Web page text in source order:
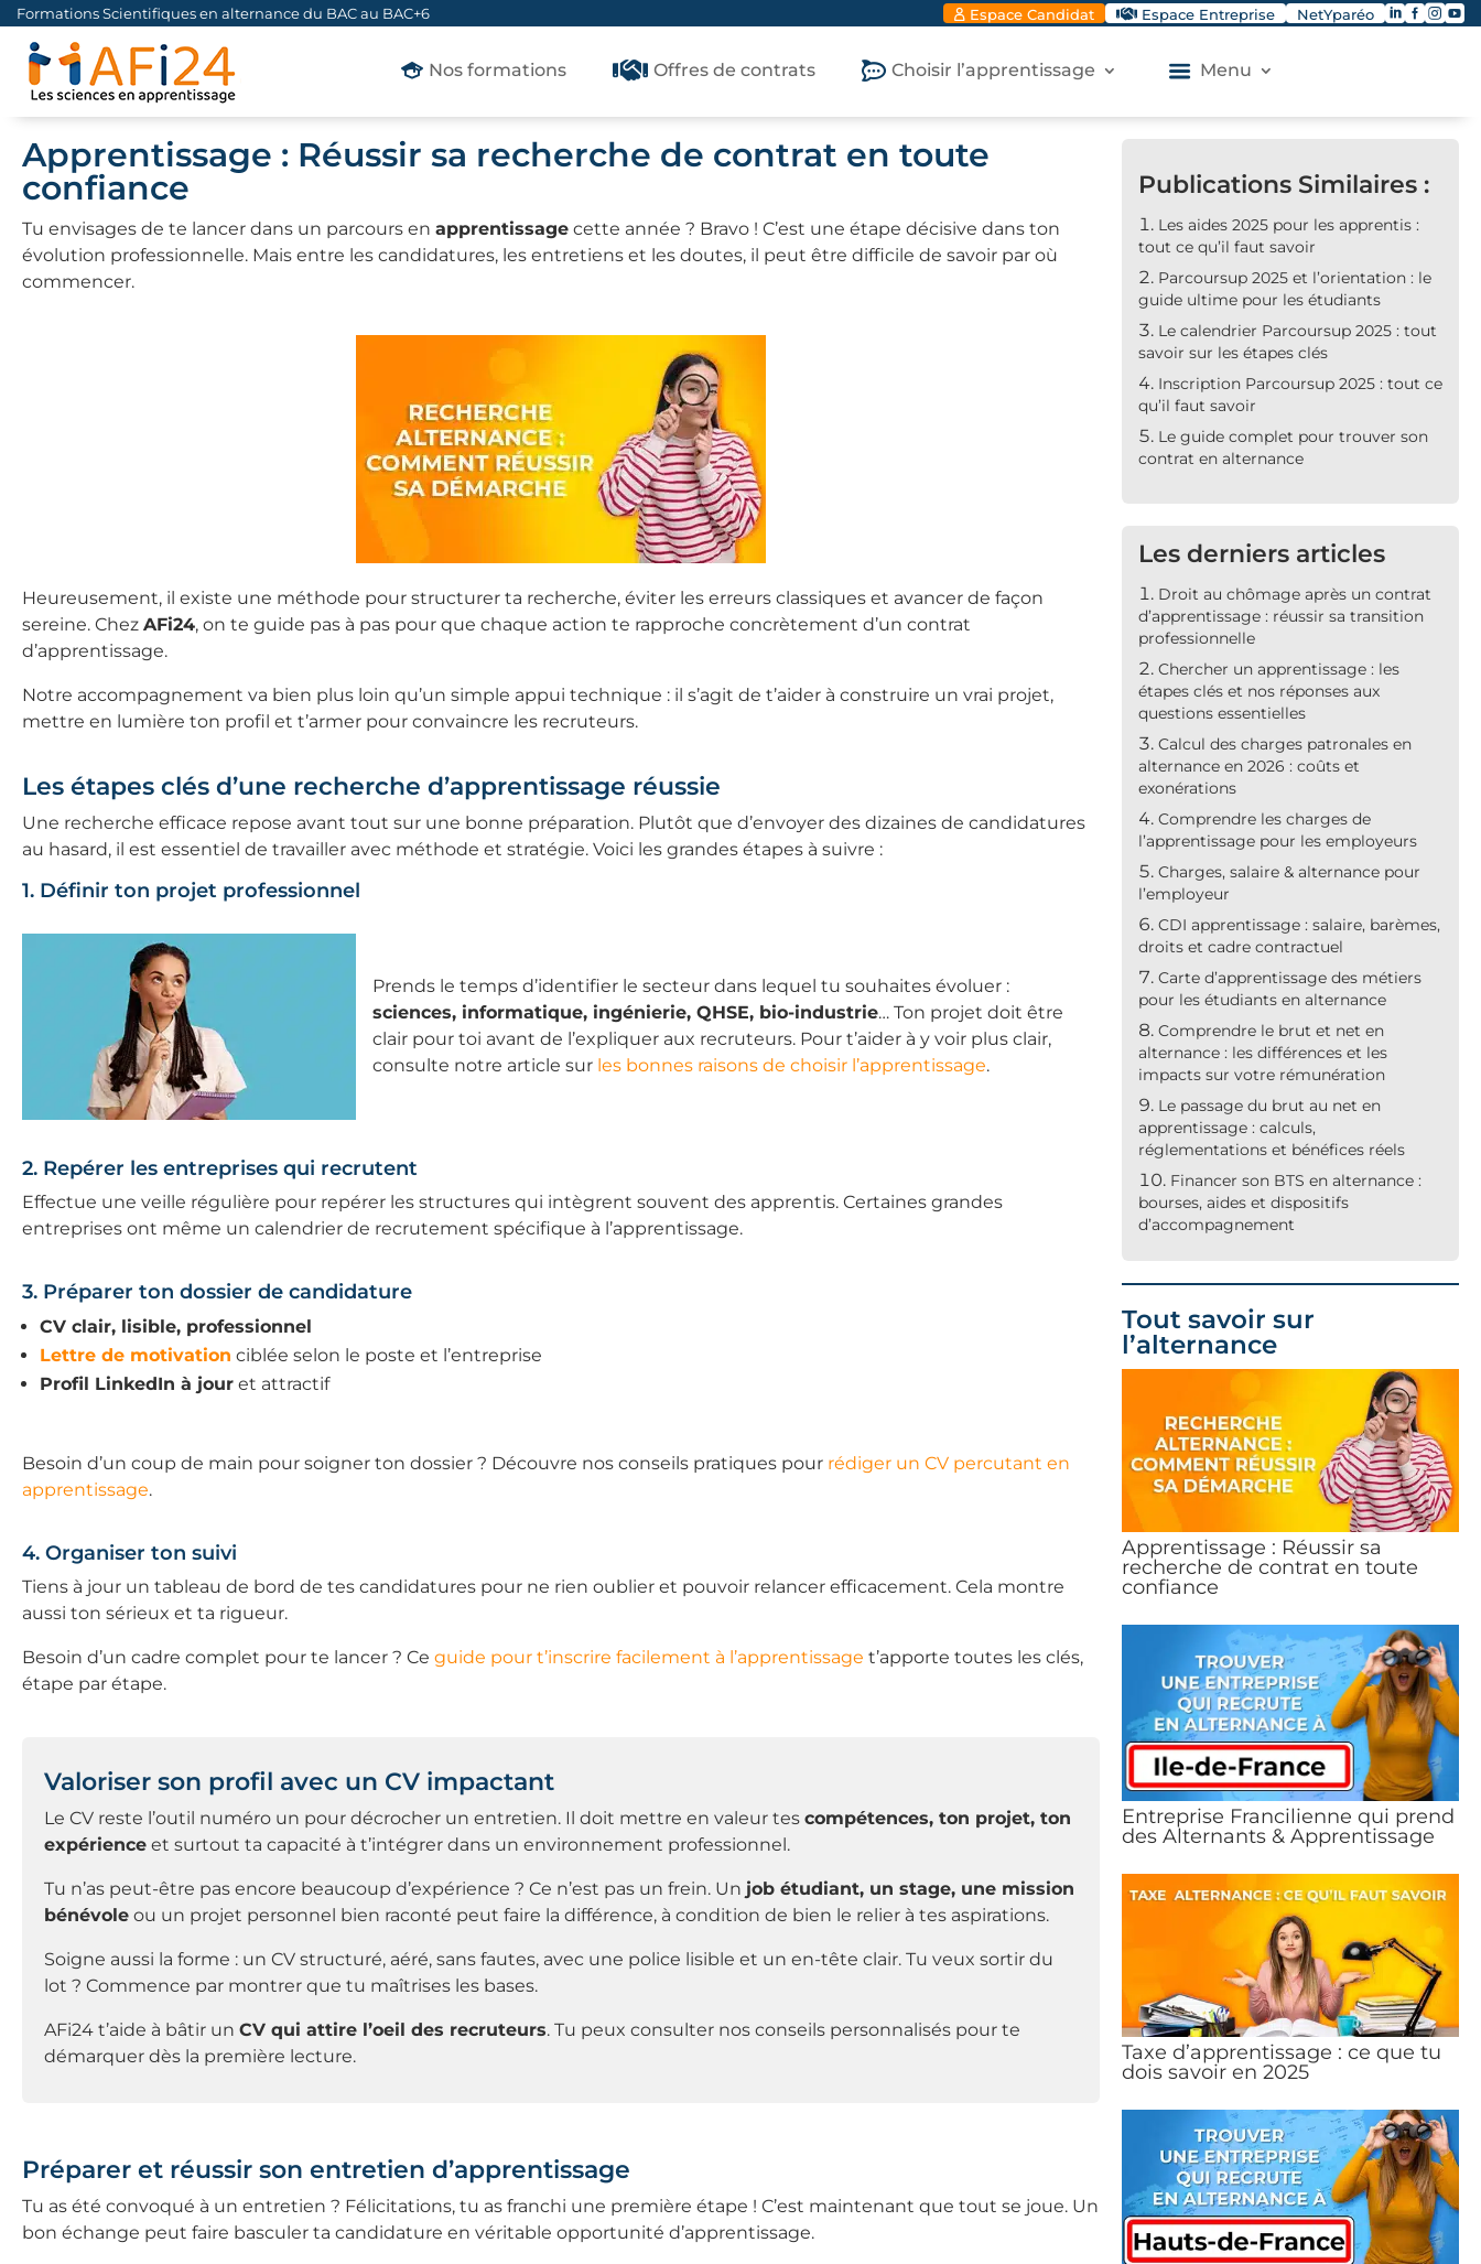
Formations Scientifiques en alternance du BAC au BAC+6 Espace Candidat Espace Entreprise NetYparéo 
Nos formations Offres de contrats Choisir l’apprentissage Menu
Apprentissage : Réussir sa recherche de contrat en toute
confiance
Tu envisages de te lancer dans un parcours en apprentissage cette année ? Bravo ! C’est une étape décisive dans ton
évolution professionnelle. Mais entre les candidatures, les entretiens et les doutes, il peut être difficile de savoir par où
commencer.
Heureusement, il existe une méthode pour structurer ta recherche, éviter les erreurs classiques et avancer de façon
sereine. Chez AFi24, on te guide pas à pas pour que chaque action te rapproche concrètement d’un contrat
d’apprentissage.
Notre accompagnement va bien plus loin qu’un simple appui technique : il s’agit de t’aider à construire un vrai projet,
mettre en lumière ton profil et t’armer pour convaincre les recruteurs.
Les étapes clés d’une recherche d’apprentissage réussie
Une recherche efficace repose avant tout sur une bonne préparation. Plutôt que d’envoyer des dizaines de candidatures
au hasard, il est essentiel de travailler avec méthode et stratégie. Voici les grandes étapes à suivre :
1. Définir ton projet professionnel
Prends le temps d’identifier le secteur dans lequel tu souhaites évoluer :
sciences, informatique, ingénierie, QHSE, bio-industrie… Ton projet doit être
clair pour toi avant de l’expliquer aux recruteurs. Pour t’aider à y voir plus clair,
consulte notre article sur les bonnes raisons de choisir l’apprentissage.
2. Repérer les entreprises qui recrutent
Effectue une veille régulière pour repérer les structures qui intègrent souvent des apprentis. Certaines grandes
entreprises ont même un calendrier de recrutement spécifique à l’apprentissage.
3. Préparer ton dossier de candidature
CV clair, lisible, professionnel
Lettre de motivation ciblée selon le poste et l’entreprise
Profil LinkedIn à jour et attractif
Besoin d’un coup de main pour soigner ton dossier ? Découvre nos conseils pratiques pour rédiger un CV percutant en
apprentissage.
4. Organiser ton suivi
Tiens à jour un tableau de bord de tes candidatures pour ne rien oublier et pouvoir relancer efficacement. Cela montre
aussi ton sérieux et ta rigueur.
Besoin d’un cadre complet pour te lancer ? Ce guide pour t’inscrire facilement à l’apprentissage t’apporte toutes les clés,
étape par étape.
Valoriser son profil avec un CV impactant
Le CV reste l’outil numéro un pour décrocher un entretien. Il doit mettre en valeur tes compétences, ton projet, ton
expérience et surtout ta capacité à t’intégrer dans un environnement professionnel.
Tu n’as peut-être pas encore beaucoup d’expérience ? Ce n’est pas un frein. Un job étudiant, un stage, une mission
bénévole ou un projet personnel bien raconté peut faire la différence, à condition de bien le relier à tes aspirations.
Soigne aussi la forme : un CV structuré, aéré, sans fautes, avec une police lisible et un en-tête clair. Tu veux sortir du
lot ? Commence par montrer que tu maîtrises les bases.
AFi24 t’aide à bâtir un CV qui attire l’oeil des recruteurs. Tu peux consulter nos conseils personnalisés pour te
démarquer dès la première lecture.
Préparer et réussir son entretien d’apprentissage
Tu as été convoqué à un entretien ? Félicitations, tu as franchi une première étape ! C’est maintenant que tout se joue. Un
bon échange peut faire basculer ta candidature en véritable opportunité d’apprentissage.
Publications Similaires :
Les aides 2025 pour les apprentis :
tout ce qu’il faut savoir
Parcoursup 2025 et l’orientation : le
guide ultime pour les étudiants
Le calendrier Parcoursup 2025 : tout
savoir sur les étapes clés
Inscription Parcoursup 2025 : tout ce
qu’il faut savoir
Le guide complet pour trouver son
contrat en alternance
Les derniers articles
Droit au chômage après un contrat
d’apprentissage : réussir sa transition
professionnelle
Chercher un apprentissage : les
étapes clés et nos réponses aux
questions essentielles
Calcul des charges patronales en
alternance en 2026 : coûts et
exonérations
Comprendre les charges de
l’apprentissage pour les employeurs
Charges, salaire & alternance pour
l’employeur
CDI apprentissage : salaire, barèmes,
droits et cadre contractuel
Carte d’apprentissage des métiers
pour les étudiants en alternance
Comprendre le brut et net en
alternance : les différences et les
impacts sur votre rémunération
Le passage du brut au net en
apprentissage : calculs,
réglementations et bénéfices réels
Financer son BTS en alternance :
bourses, aides et dispositifs
d’accompagnement
Tout savoir sur
l’alternance
Apprentissage : Réussir sa
recherche de contrat en toute
confiance
Entreprise Francilienne qui prend
des Alternants & Apprentissage
Taxe d’apprentissage : ce que tu
dois savoir en 2025